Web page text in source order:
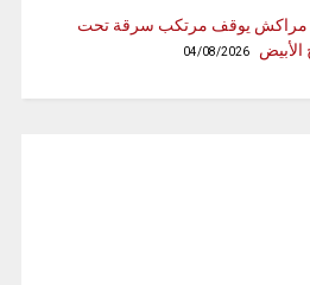
مراكش يوقف مرتكب سرقة تحت
الأبيض
04/08/2026